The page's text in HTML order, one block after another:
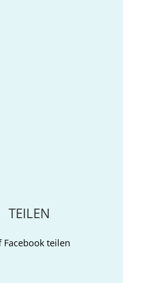
TEILEN
Facebook teilen